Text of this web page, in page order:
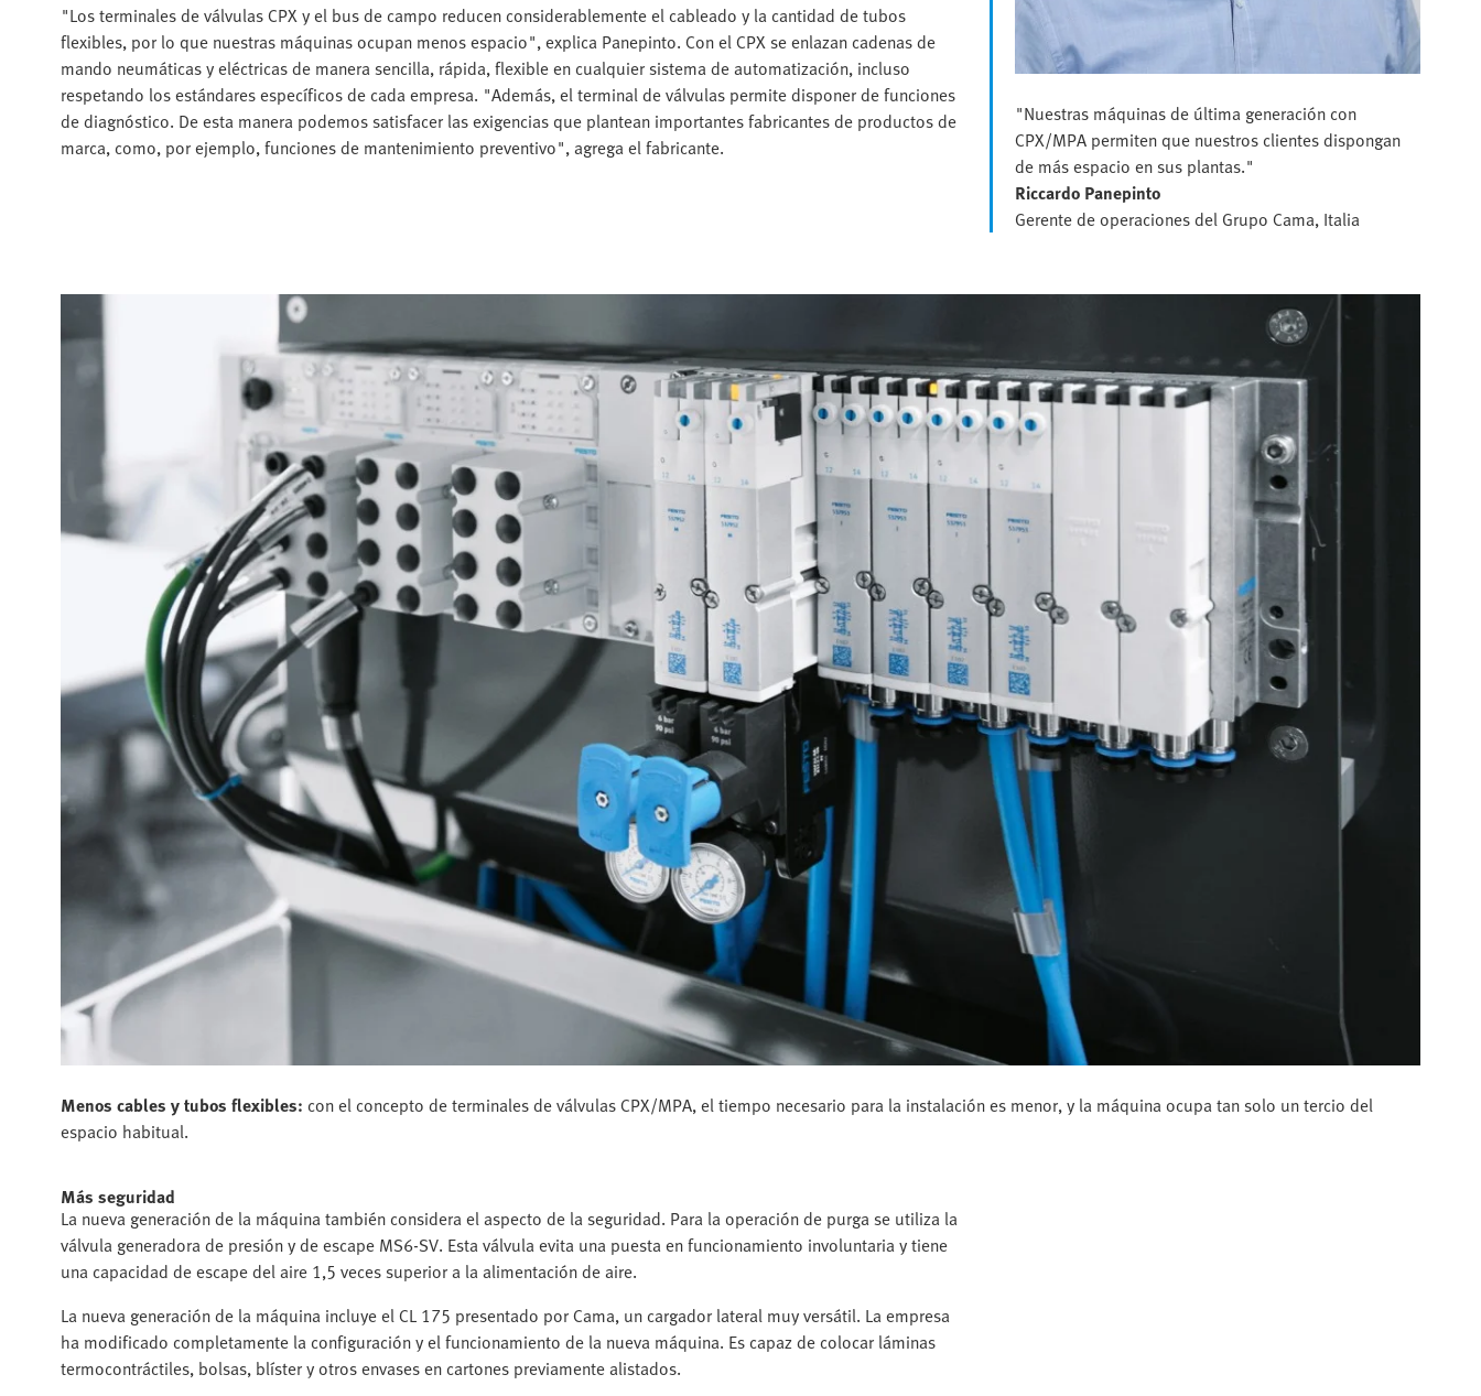
"Los terminales de válvulas CPX y el bus de campo reducen considerablemente el cableado y la cantidad de tubos
flexibles, por lo que nuestras máquinas ocupan menos espacio", explica Panepinto. Con el CPX se enlazan cadenas de
mando neumáticas y eléctricas de manera sencilla, rápida, flexible en cualquier sistema de automatización, incluso
respetando los estándares específicos de cada empresa. "Además, el terminal de válvulas permite disponer de funciones
de diagnóstico. De esta manera podemos satisfacer las exigencias que plantean importantes fabricantes de productos de
marca, como, por ejemplo, funciones de mantenimiento preventivo", agrega el fabricante.
"Nuestras máquinas de última generación con
CPX/MPA permiten que nuestros clientes dispongan
de más espacio en sus plantas."
Riccardo Panepinto
Gerente de operaciones del Grupo Cama, Italia
Menos cables y tubos flexibles: con el concepto de terminales de válvulas CPX/MPA, el tiempo necesario para la instalación es menor, y la máquina ocupa tan solo un tercio del
espacio habitual.
Más seguridad
La nueva generación de la máquina también considera el aspecto de la seguridad. Para la operación de purga se utiliza la
válvula generadora de presión y de escape MS6-SV. Esta válvula evita una puesta en funcionamiento involuntaria y tiene
una capacidad de escape del aire 1,5 veces superior a la alimentación de aire.
La nueva generación de la máquina incluye el CL 175 presentado por Cama, un cargador lateral muy versátil. La empresa
ha modificado completamente la configuración y el funcionamiento de la nueva máquina. Es capaz de colocar láminas
termocontráctiles, bolsas, blíster y otros envases en cartones previamente alistados.